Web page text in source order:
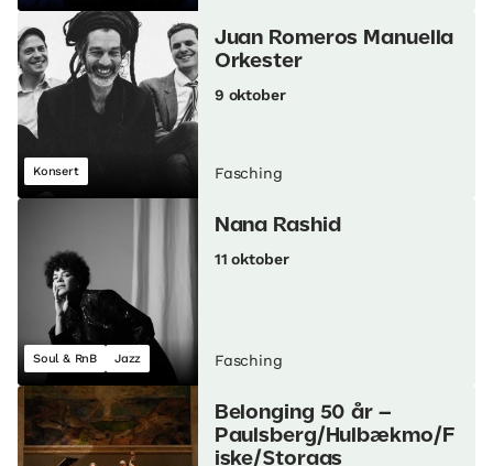
Konsert
Juan Romeros Manuella
Orkester
9 oktober
Fasching
Soul & RnB Jazz
Nana Rashid
11 oktober
Fasching
Belonging 50 år –
Paulsberg/Hulbækmo/F
iske/Storaas